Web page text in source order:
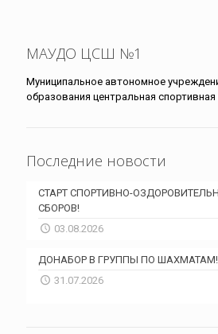
МАУДО ЦСШ №1
Муниципальное автономное
образования центральная
Последние новости
СТАРТ СПОРТИВНО-
СБОРОВ!
03.08.2026
ДОНАБОР В ГРУППЫ ПО ШАХМАТАМ!
31.07.2026